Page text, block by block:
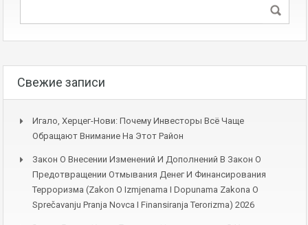
Свежие записи
Игало, Херцег-Нови: Почему Инвесторы Всё Чаще
Обращают Внимание На Этот Район
Закон О Внесении Изменений И Дополнений В Закон О
Предотвращении Отмывания Денег И Финансирования
Терроризма (Zakon O Izmjenama I Dopunama Zakona O
Sprečavanju Pranja Novca I Finansiranja Terorizma) 2026